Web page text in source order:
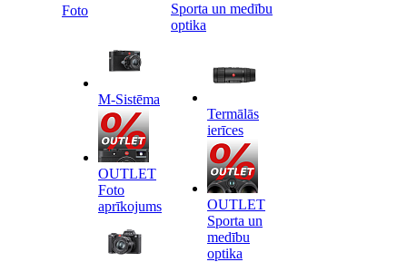
Foto
M-Sistēma
OUTLET
Foto
aprīkojums
Sporta un medību
optika
Termālās
ierīces
OUTLET
Sporta un
medību
optika